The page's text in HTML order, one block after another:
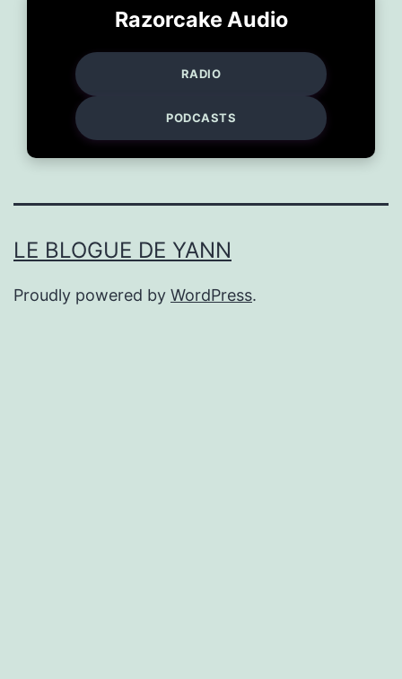
Razorcake Audio
RADIO
PODCASTS
LE BLOGUE DE YANN
Proudly powered by WordPress.